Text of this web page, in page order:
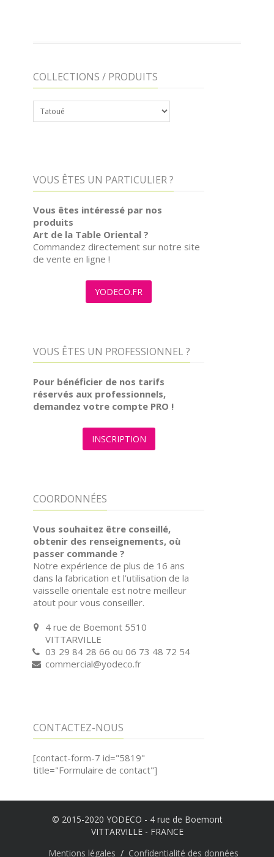
COLLECTIONS / PRODUITS
COLLECTIONS
VOUS ÊTES UN PARTICULIER ?
Vous êtes intéressé par nos
produits
Art de la Table Oriental ?
Commandez directement sur notre site
de vente en ligne !
YODECO.FR
VOUS ÊTES UN PROFESSIONNEL ?
Pour bénéficier de nos tarifs
réservés aux professionnels,
demandez votre compte PRO !
INSCRIPTION
COORDONNÉES
Vous souhaitez être conseillé,
obtenir des renseignements, où
passer commande ?
Notre expérience de plus de 16 ans
dans la fabrication et l’utilisation de la
vaisselle orientale est notre meilleur
atout pour vous conseiller.
4 rue de Boemont 5510
VITTARVILLE
03 29 84 28 66 ou 06 73 48 72 54
commercial@yodeco.fr
CONTACTEZ-NOUS
[contact-form-7 id="5819"
title="Formulaire de contact"]
© 2015-2020 YODECO - 4 rue de Boemont
VITTARVILLE - FRANCE
Mentions légales
Confidentialité des données